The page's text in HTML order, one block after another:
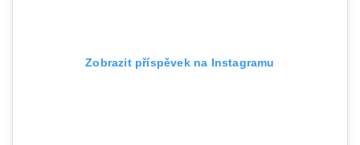
Zobrazit příspěvek na Instagramu